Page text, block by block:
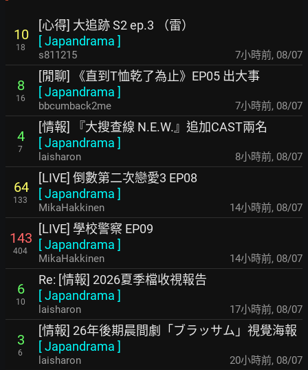
10
18
[心得] 大追跡 S2 ep.3 （雷）
[Japandrama ]
s811215 7小時前, 08/07
8
16
[閒聊] 《直到T恤乾了為止》EP05 出大事
[Japandrama ]
bbcumback2me 7小時前, 08/07
4
7
[情報] 『大搜查線 N.E.W.』追加CAST兩名
[Japandrama ]
laisharon 8小時前, 08/07
64
133
[LIVE] 倒數第二次戀愛3 EP08
[Japandrama ]
MikaHakkinen 14小時前, 08/07
143
404
[LIVE] 學校警察 EP09
[Japandrama ]
MikaHakkinen 14小時前, 08/07
6
10
Re: [情報] 2026夏季檔收視報告
[Japandrama ]
laisharon 17小時前, 08/07
3
6
[情報] 26年後期晨間劇「ブラッサム」視覺海報
[Japandrama ]
laisharon 20小時前, 08/07